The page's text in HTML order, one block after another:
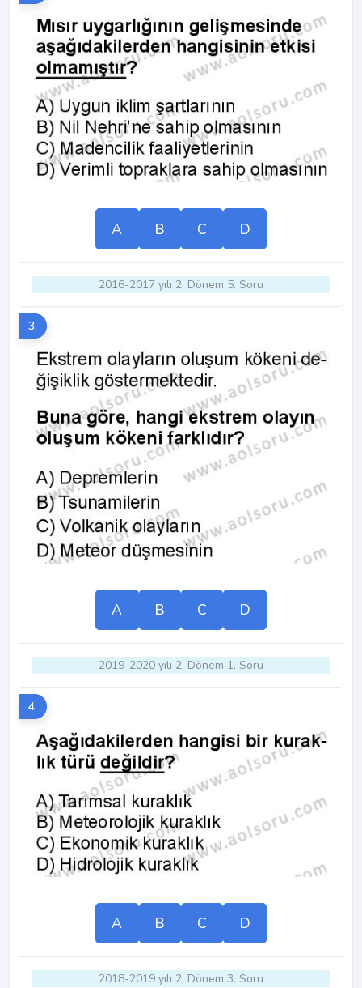
A B C D
2016-2017 yılı 2. Dönem 5. Soru
3.
A B C D
2019-2020 yılı 2. Dönem 1. Soru
4.
A B C D
2018-2019 yılı 2. Dönem 3. Soru